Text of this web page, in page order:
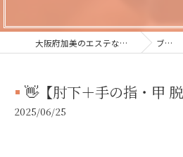
大阪府加美のエステならLUANA ブログ
👋【肘下＋手の指・甲
2025/06/25